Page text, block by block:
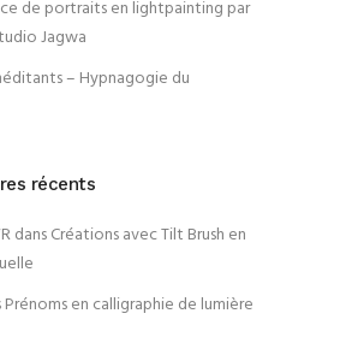
de portraits en lightpainting par
Jagwa
– Hypnagogie du
récents
dansCréations avec Tilt Brush en
Prénoms en calligraphie de lumière